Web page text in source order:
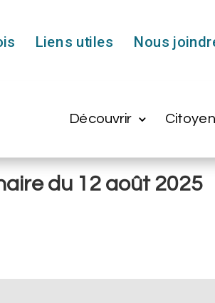
Liens utiles Nous
Découvrir
du 12 août 2025